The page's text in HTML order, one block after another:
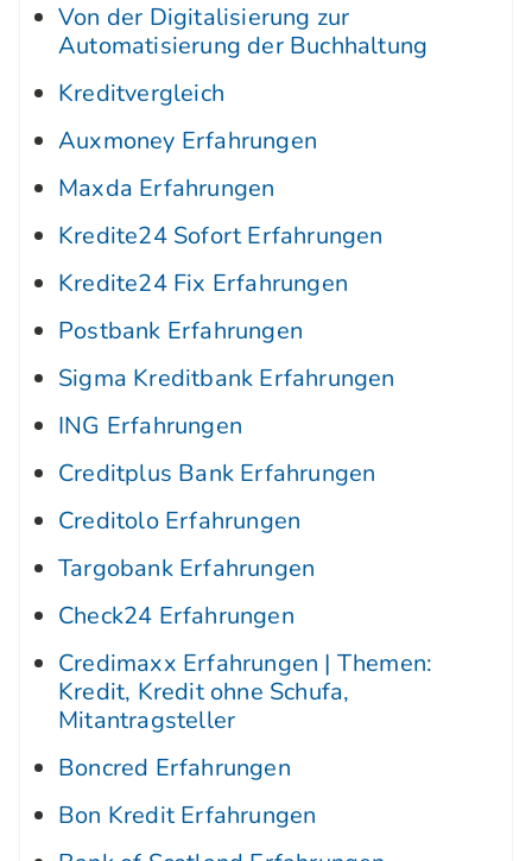
Von der Digitalisierung zur
Automatisierung der Buchhaltung
Kreditvergleich
Auxmoney Erfahrungen
Maxda Erfahrungen
Kredite24 Sofort Erfahrungen
Kredite24 Fix Erfahrungen
Postbank Erfahrungen
Sigma Kreditbank Erfahrungen
ING Erfahrungen
Creditplus Bank Erfahrungen
Creditolo Erfahrungen
Targobank Erfahrungen
Check24 Erfahrungen
Credimaxx Erfahrungen | Themen:
Kredit, Kredit ohne Schufa,
Mitantragsteller
Boncred Erfahrungen
Bon Kredit Erfahrungen